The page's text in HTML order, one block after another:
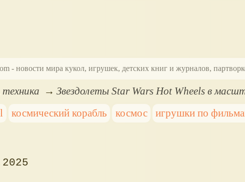
- новости мира кукол, игрушек, детских книг и журналов,
Звездолеты Star Wars Hot Wheels в
космический корабль космос
игрушки по